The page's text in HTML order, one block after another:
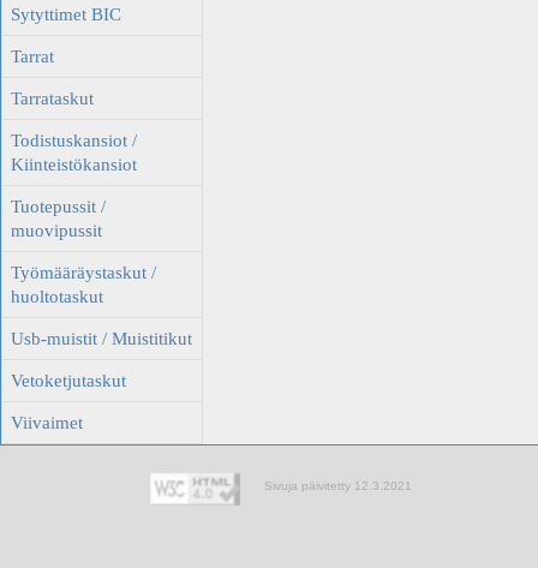
Sytyttimet BIC
Tarrat
Tarrataskut
Todistuskansiot /
Kiinteistökansiot
Tuotepussit /
muovipussit
Työmääräystaskut /
huoltotaskut
Usb-muistit / Muistitikut
Vetoketjutaskut
Viivaimet
Sivuja päivitetty 12.3.2021